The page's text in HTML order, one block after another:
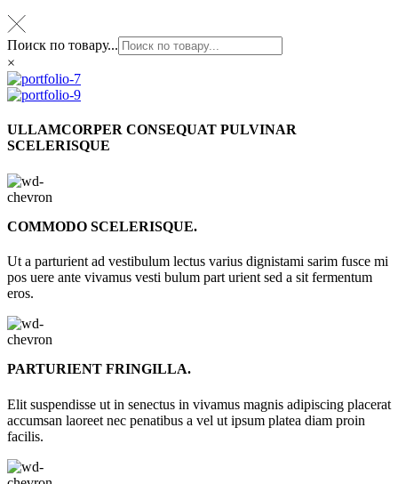
Поиск по товару...
×
ULLAMCORPER CONSEQUAT PULVINAR
SCELERISQUE
COMMODO SCELERISQUE.
Ut a parturient ad vestibulum lectus varius dignistami sarim fusce mi
pos uere ante vivamus vesti bulum part urient sed a sit fermentum
eros.
PARTURIENT FRINGILLA.
Elit suspendisse ut in senectus in vivamus magnis adipiscing placerat
accumsan laoreet nec penatibus a vel ut ipsum platea diam proin
facilis.